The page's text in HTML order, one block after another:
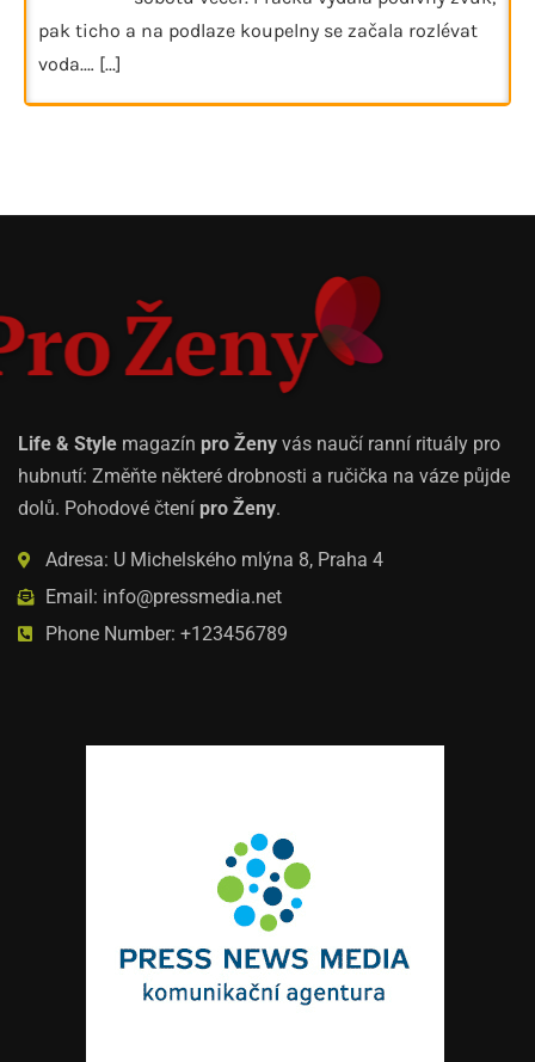
pak ticho a na podlaze koupelny se začala rozlévat
voda.… [...]
Life & Style magazín pro Ženy vás naučí ranní rituály pro
hubnutí: Změňte některé drobnosti a ručička na váze půjde
dolů. Pohodové čtení pro Ženy.
Adresa: U Michelského mlýna 8, Praha 4
Email: info@pressmedia.net
Phone Number: +123456789